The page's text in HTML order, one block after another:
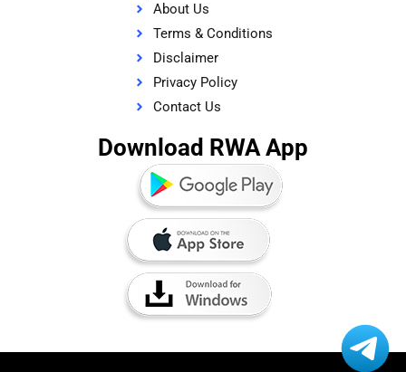
About Us
Terms & Conditions
Disclaimer
Privacy Policy
Contact Us
Download RWA App